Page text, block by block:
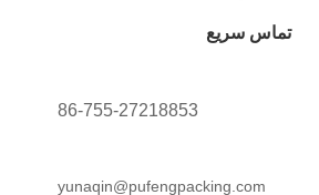
تماس سریع
86-755-27218853
yunaqin@pufengpacking.com